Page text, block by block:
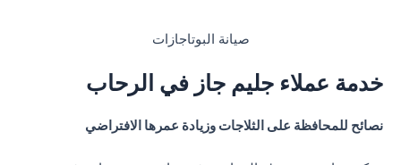
صيانة البوتاجازات
خدمة عملاء جليم جاز في الرحاب
نصائح للمحافظة على الثلاجات وزيادة عمرها الافتراضي